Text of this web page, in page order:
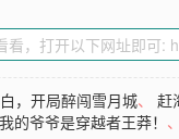
，开局醉闯雪月城、赶
的爷爷是穿越者王莽！